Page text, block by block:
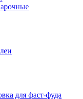
для фаст-фуда